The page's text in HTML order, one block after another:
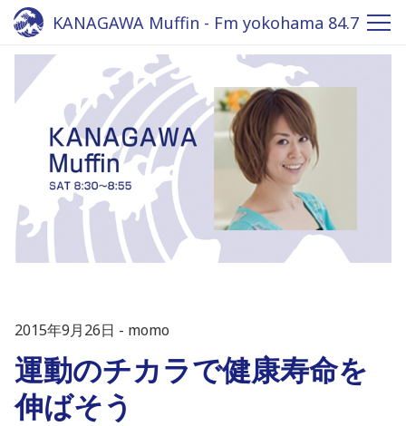
KANAGAWA Muffin - Fm yokohama 84.7
2015年9月26日 momo
運動のチカラで健康寿命を
伸ばそう